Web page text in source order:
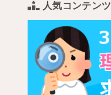
人気コンテンツ